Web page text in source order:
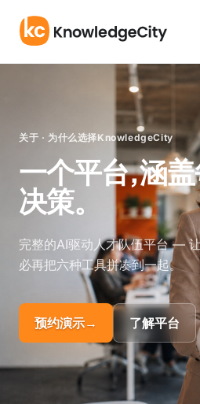
关于 · 为什么选择KnowledgeCity
一个平台,涵
决策。
完整的AI驱动人才队伍平台 —
必再把六种工具拼凑到一起。
预约演示→ 了解平台